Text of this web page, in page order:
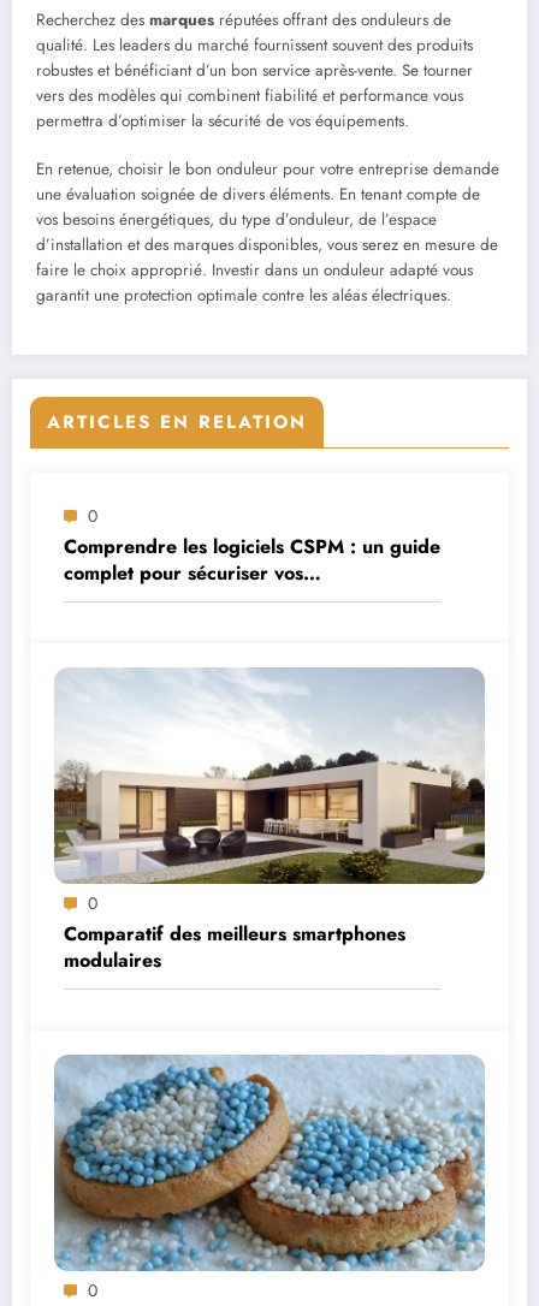
Recherchez des marques réputées offrant des onduleurs de
qualité. Les leaders du marché fournissent souvent des produits
robustes et bénéficiant d’un bon service après-vente. Se tourner
vers des modèles qui combinent fiabilité et performance vous
permettra d’optimiser la sécurité de vos équipements.
En retenue, choisir le bon onduleur pour votre entreprise demande
une évaluation soignée de divers éléments. En tenant compte de
vos besoins énergétiques, du type d’onduleur, de l’espace
d’installation et des marques disponibles, vous serez en mesure de
faire le choix approprié. Investir dans un onduleur adapté vous
garantit une protection optimale contre les aléas électriques.
ARTICLES EN RELATION
0
Comprendre les logiciels CSPM : un guide
complet pour sécuriser vos
environnements cloud
0
Comparatif des meilleurs smartphones
modulaires
0